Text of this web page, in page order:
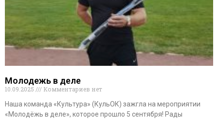
Молодежь в деле
10.09.2025
Комментариев нет
Наша команда «Культура» (КульОК) зажгла на мероприятии
«Молодёжь в деле», которое прошло 5 сентября! Рады